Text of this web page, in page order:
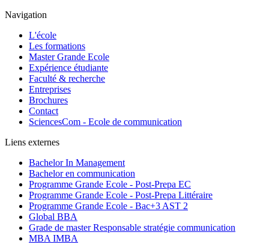
Navigation
L'école
Les formations
Master Grande Ecole
Expérience étudiante
Faculté & recherche
Entreprises
Brochures
Contact
SciencesCom - Ecole de communication
Liens externes
Bachelor In Management
Bachelor en communication
Programme Grande Ecole - Post-Prepa EC
Programme Grande Ecole - Post-Prepa Littéraire
Programme Grande Ecole - Bac+3 AST 2
Global BBA
Grade de master Responsable stratégie communication
MBA IMBA